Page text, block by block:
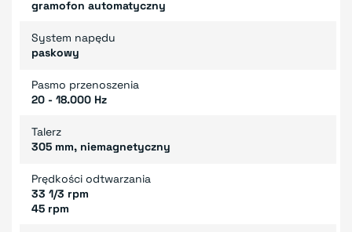
gramofon automatyczny
System napędu
paskowy
Pasmo przenoszenia
20 - 18.000 Hz
Talerz
305 mm, niemagnetyczny
Prędkości odtwarzania
33 1/3 rpm
45 rpm